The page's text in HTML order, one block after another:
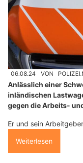
06.08.24 VON
Anlässlich einer
inländischen
gegen die Arbeits-
Er und sein
Weiterlesen